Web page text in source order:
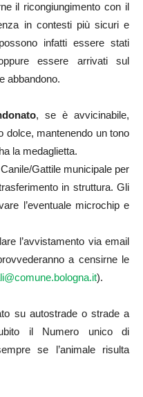
il ricongiungimento con il
in contesti più sicuri e
infatti essere stati
essere arrivati sul
abbandono.
, se è avvicinabile,
dolce, mantenendo un tono
la medaglietta.
Gattile municipale per
in struttura. Gli
l’eventuale microchip e
l’avvistamento via email
a censirne le
).
su autostrade o strade a
il Numero unico di
se l’animale risulta